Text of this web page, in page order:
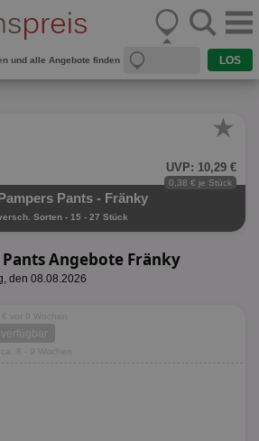
und alle Angebote finden
★
UVP: 10,29 €
0,38 € je Stück
Pants - Fränky
Sorten - 15 - 27 Stück
Angebote Fränky
den 08.08.2026
vor 9 Wochen
8 - 9 Wochen